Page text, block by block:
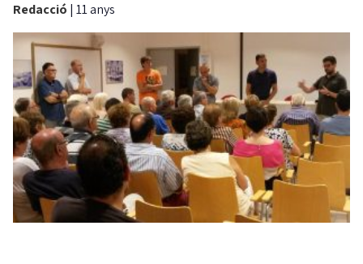
Redacció | 11 anys